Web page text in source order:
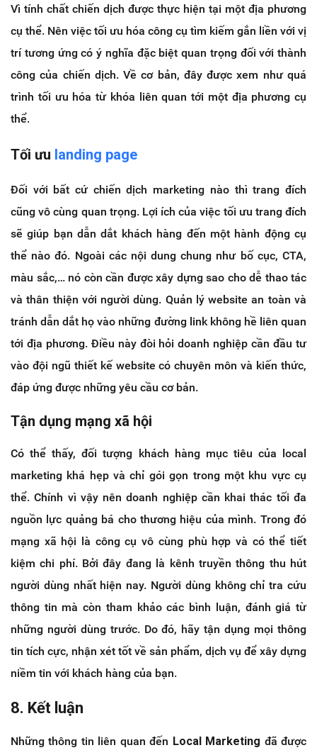
Vì tính chất chiến dịch được thực hiện tại một địa phương
cụ thể. Nên việc tối ưu hóa công cụ tìm kiếm gắn liền với vị
trí tương ứng có ý nghĩa đặc biệt quan trọng đối với thành
công của chiến dịch. Về cơ bản, đây được xem như quá
trình tối ưu hóa từ khóa liên quan tới một địa phương cụ
thể.
Tối ưu landing page
Đối với bất cứ chiến dịch marketing nào thì trang đích
cũng vô cùng quan trọng. Lợi ích của việc tối ưu trang đích
sẽ giúp bạn dẫn dắt khách hàng đến một hành động cụ
thể nào đó. Ngoài các nội dung chung như bố cục, CTA,
màu sắc,… nó còn cần được xây dựng sao cho dễ thao tác
và thân thiện với người dùng. Quản lý website an toàn và
tránh dẫn dắt họ vào những đường link không hề liên quan
tới địa phương. Điều này đòi hỏi doanh nghiệp cần đầu tư
vào đội ngũ thiết kế website có chuyên môn và kiến thức,
đáp ứng được những yêu cầu cơ bản.
Tận dụng mạng xã hội
Có thể thấy, đối tượng khách hàng mục tiêu của local
marketing khá hẹp và chỉ gói gọn trong một khu vực cụ
thể. Chính vì vậy nên doanh nghiệp cần khai thác tối đa
nguồn lực quảng bá cho thương hiệu của mình. Trong đó
mạng xã hội là công cụ vô cùng phù hợp và có thể tiết
kiệm chi phí. Bởi đây đang là kênh truyền thông thu hút
người dùng nhất hiện nay. Người dùng không chỉ tra cứu
thông tin mà còn tham khảo các bình luận, đánh giá từ
những người dùng trước. Do đó, hãy tận dụng mọi thông
tin tích cực, nhận xét tốt về sản phẩm, dịch vụ để xây dựng
niềm tin với khách hàng của bạn.
8. Kết luận
Những thông tin liên quan đến Local Marketing đã được